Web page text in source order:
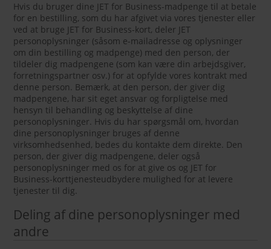
Hvis du bruger dine JET for Business-madpenge til at betale
for en bestilling, som du har afgivet via vores tjenester eller
ved at bruge JET for Business-kort, deler JET
personoplysninger (såsom e-mailadresse og oplysninger
om din bestilling og madpenge) med den person, der
tildeler dig madpengene (som kan være din arbejdsgiver,
forretningspartner osv.) for at opfylde vores kontrakt med
denne person. Bemærk, at den person, der giver dig
madpengene, har sit eget ansvar og forpligtelse med
hensyn til behandling og beskyttelse af dine
personoplysninger. Hvis du har spørgsmål om, hvordan
dine personoplysninger bruges af denne
virksomhedsenhed, bedes du kontakte dem direkte. Den
person, der giver dig madpengene, deler også
personoplysninger med os for at give os og JET for
Business-korttjenesteudbydere mulighed for at levere
tjenester til dig.
Deling af dine personoplysninger med
andre